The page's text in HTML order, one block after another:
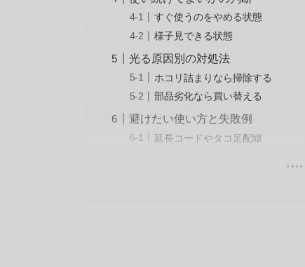
すぐ使うのをやめる状態
様子見できる状態
光る原因別の対処法
ホコリ詰まりなら掃除する
部品劣化なら買い替える
避けたい使い方と失敗例
延長コードやタコ足配線